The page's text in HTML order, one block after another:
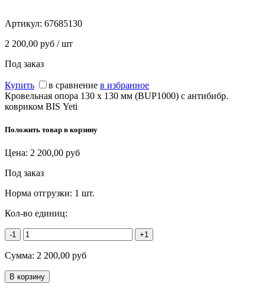
Артикул: 67685130
2 200,00 руб / шт
Под заказ
Купить в сравнение в избранное
Кровельная опора 130 х 130 мм (BUP1000) с антибибр.
ковриком BIS Yeti
Положить товар в корзину
Цена: 2 200,00 руб
Под заказ
Норма отгрузки: 1 шт.
Кол-во единиц:
-1 +1
Сумма: 2 200,00 руб